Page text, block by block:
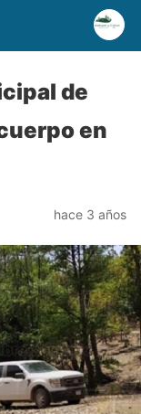
de
en
hace 3 años